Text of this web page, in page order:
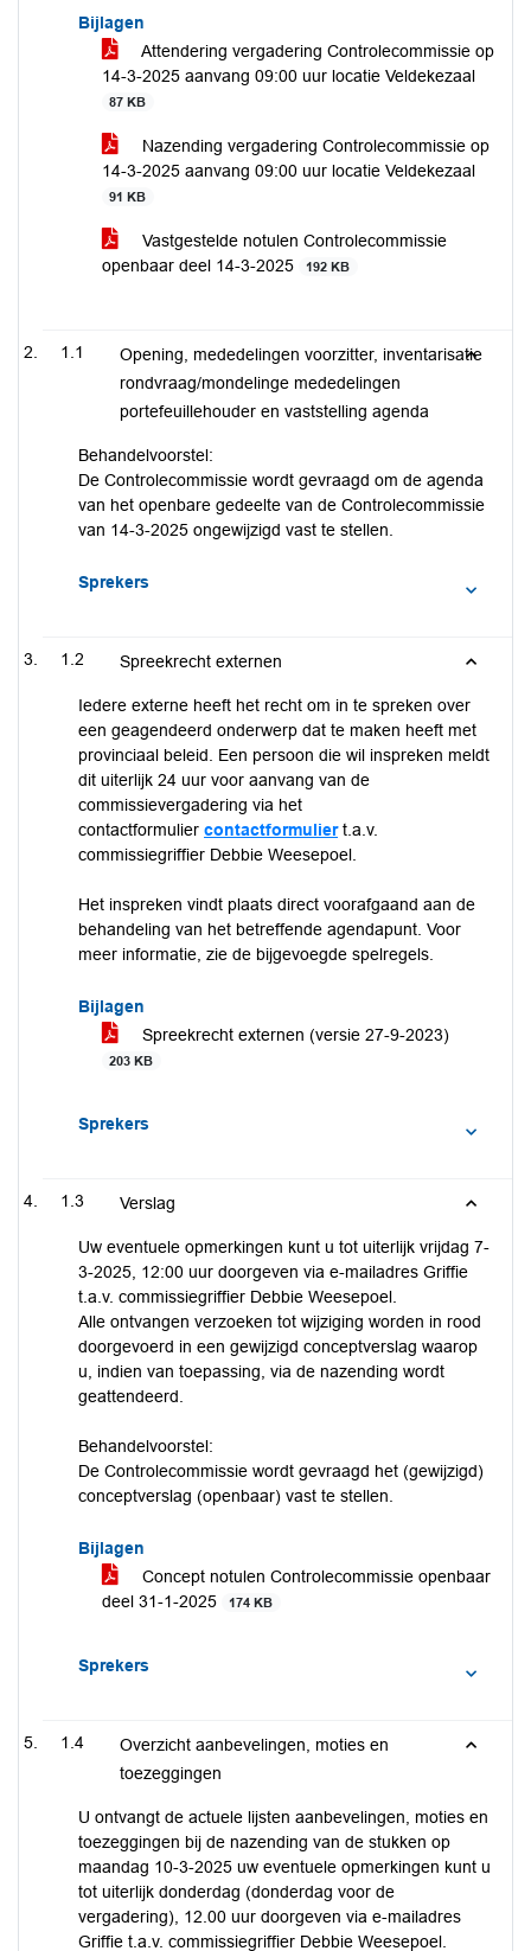
Bijlagen
Attendering vergadering Controlecommissie op
14-3-2025 aanvang 09:00 uur locatie Veldekezaal
87 KB
Nazending vergadering Controlecommissie op
14-3-2025 aanvang 09:00 uur locatie Veldekezaal
91 KB
Vastgestelde notulen Controlecommissie
openbaar deel 14-3-2025
192 KB
1.1
Opening, mededelingen voorzitter, inventarisatie
rondvraag/mondelinge mededelingen
portefeuillehouder en vaststelling agenda
Behandelvoorstel:
De Controlecommissie wordt gevraagd om de agenda
van het openbare gedeelte van de Controlecommissie
van 14-3-2025 ongewijzigd vast te stellen.
Sprekers
1.2 Spreekrecht externen
Iedere externe heeft het recht om in te spreken over
een geagendeerd onderwerp dat te maken heeft met
provinciaal beleid. Een persoon die wil inspreken meldt
dit uiterlijk 24 uur voor aanvang van de
commissievergadering via het
contactformulier contactformuliert.a.v.
commissiegriffier Debbie Weesepoel.
Het inspreken vindt plaats direct voorafgaand aan de
behandeling van het betreffende agendapunt. Voor
meer informatie, zie de bijgevoegde spelregels.
Bijlagen
Spreekrecht externen (versie 27-9-2023)
203 KB
Sprekers
1.3 Verslag
Uw eventuele opmerkingen kunt u tot uiterlijk vrijdag 7-
3-2025, 12:00 uur doorgeven via e-mailadres Griffie
t.a.v. commissiegriffier Debbie Weesepoel.
Alle ontvangen verzoeken tot wijziging worden in rood
doorgevoerd in een gewijzigd conceptverslag waarop
u, indien van toepassing, via de nazending wordt
geattendeerd.
Behandelvoorstel:
De Controlecommissie wordt gevraagd het (gewijzigd)
conceptverslag (openbaar) vast te stellen.
Bijlagen
Concept notulen Controlecommissie openbaar
deel 31-1-2025
174 KB
Sprekers
1.4
Overzicht aanbevelingen, moties en
toezeggingen
U ontvangt de actuele lijsten aanbevelingen, moties en
toezeggingen bij de nazending van de stukken op
maandag 10-3-2025 uw eventuele opmerkingen kunt u
tot uiterlijk donderdag (donderdag voor de
vergadering), 12.00 uur doorgeven via e-mailadres
Griffie t.a.v. commissiegriffier Debbie Weesepoel.